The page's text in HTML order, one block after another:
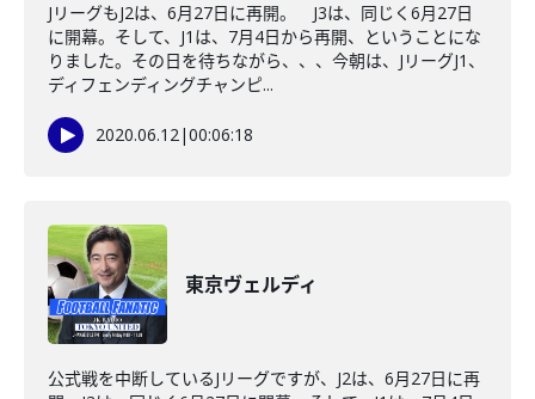
JリーグもJ2は、6月27日に再開。 J3は、同じく6月27日
に開幕。そして、J1は、7月4日から再開、ということにな
りました。その日を待ちながら、、、今朝は、JリーグJ1、
ディフェンディングチャンピ...
2020.06.12|00:06:18
東京ヴェルディ
公式戦を中断しているJリーグですが、J2は、6月27日に再